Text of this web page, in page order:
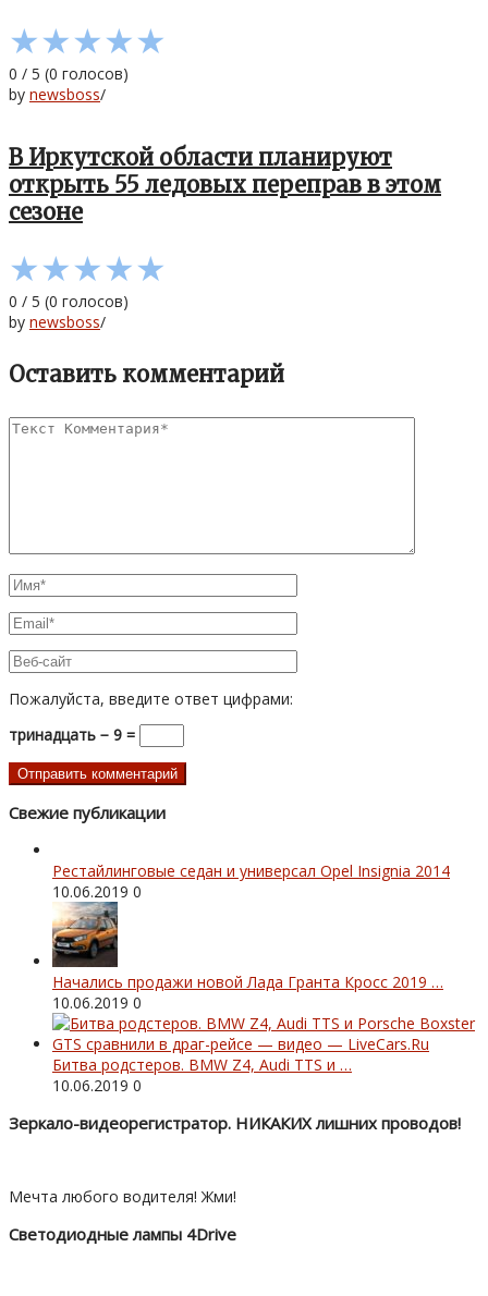
★★★★★
0 / 5 (0 голосов)
by newsboss/
В Иркутской области планируют
открыть 55 ледовых переправ в этом
сезоне
★★★★★
0 / 5 (0 голосов)
by newsboss/
Оставить комментарий
Пожалуйста, введите ответ цифрами:
тринадцать − 9 =
Свежие публикации
Рестайлинговые седан и универсал Opel Insignia 2014
10.06.2019 0
Начались продажи новой Лада Гранта Кросс 2019 …
10.06.2019 0
Битва родстеров. BMW Z4, Audi TTS и …
10.06.2019 0
Зеркало-видеорегистратор. НИКАКИХ лишних проводов!
Мечта любого водителя! Жми!
Светодиодные лампы 4Drive